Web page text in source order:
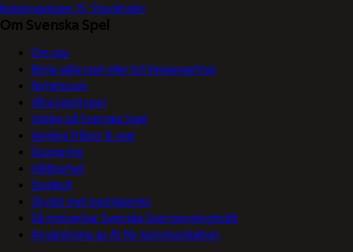
Katarinavägen 15, Stockholm
Om Svenska Spel
Om oss
Börja sälja spel eller bli Vegaspartner
Nyhetsrum
Våra logotyper
Jobba på Svenska Spel
Vanliga frågor & svar
Sponsring
Hållbarhet
Spelkoll
Skydd mot bedrägerier
Så motverkar Svenska Spel penningtvätt
Användning av AI för kommunikation